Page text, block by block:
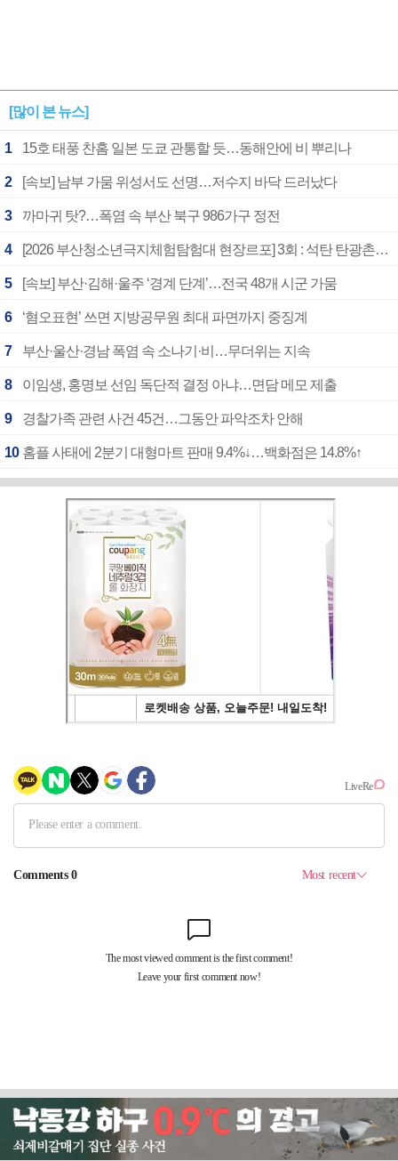
[많이 본 뉴스]
1 15호 태풍 찬홈 일본 도쿄 관통할 듯…동해안에 비 뿌리나
2 [속보] 남부 가뭄 위성서도 선명…저수지 바닥 드러났다
3 까마귀 탓?…폭염 속 부산 북구 986가구 정전
4 [2026 부산청소년극지체험탐험대 현장르포] 3회 : 석탄 탄광촌에서 북극 연구의 중심지로
5 [속보] 부산·김해·울주 ‘경계 단계’…전국 48개 시군 가뭄
6 ‘혐오표현’ 쓰면 지방공무원 최대 파면까지 중징계
7 부산·울산·경남 폭염 속 소나기·비…무더위는 지속
8 이임생, 홍명보 선임 독단적 결정 아냐…면담 메모 제출
9 경찰가족 관련 사건 45건…그동안 파악조차 안해
10 홈플 사태에 2분기 대형마트 판매 9.4%↓…백화점은 14.8%↑